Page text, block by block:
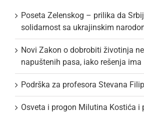
Poseta Zelenskog – prilika da
solidarnost sa ukrajinskim
Novi Zakon o dobrobiti životinja
napuštenih pasa, iako rešenja ima
Podrška za profesora Stevana
Osveta i progon Milutina Kostića i